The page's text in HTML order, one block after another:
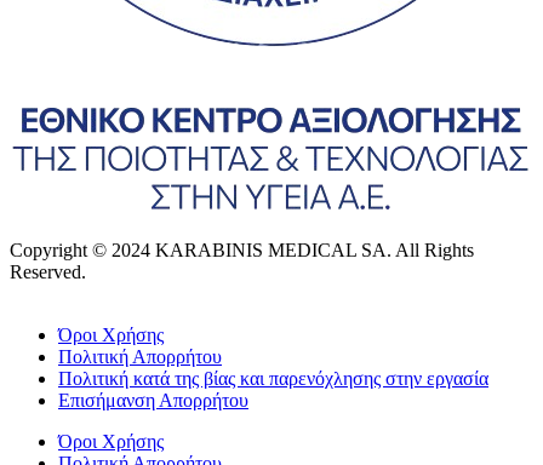
Copyright © 2024 KARABINIS MEDICAL SA. All Rights
Reserved.
Όροι Χρήσης
Πολιτική Απορρήτου
Πολιτική κατά της βίας και παρενόχλησης στην εργασία
Επισήμανση Απορρήτου
Όροι Χρήσης